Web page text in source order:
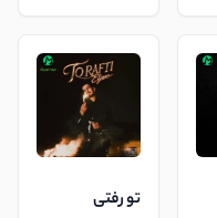
تو رفتی